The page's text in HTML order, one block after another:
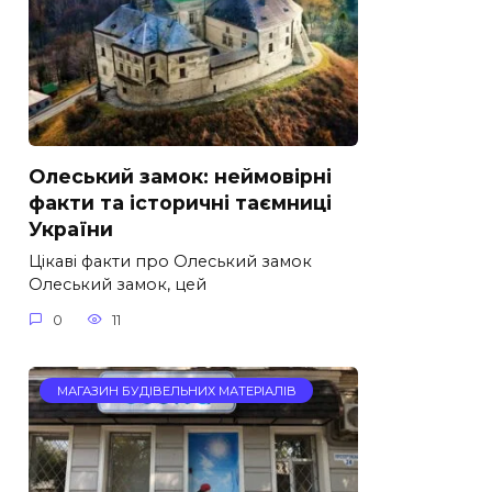
Олеський замок: неймовірні
факти та історичні таємниці
України
Цікаві факти про Олеський замок
Олеський замок, цей
0 11
МАГАЗИН БУДІВЕЛЬНИХ МАТЕРІАЛІВ